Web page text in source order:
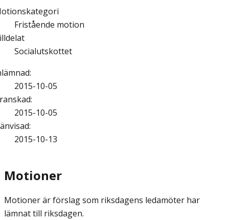
Fristående motion
Socialutskottet
:
2015-10-05
:
2015-10-05
:
2015-10-13
Motioner
Motioner är förslag som riksdagens ledamöter har
lämnat till riksdagen.